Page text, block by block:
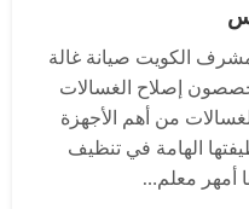
الكويت صيانة غالة
إصلاح الغسالات
الغسالات من أهم الأجهزة
الهامة في تنظيف
أمهر معلم…